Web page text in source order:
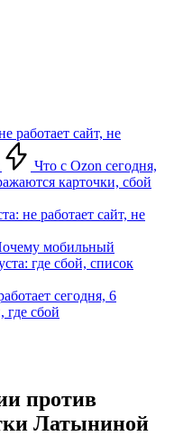
работает сайт, не
Что с Ozon сегодня,
карточки, сбой
не работает сайт, не
мобильный
где сбой, список
сегодня, 6
где сбой
против
Латыниной